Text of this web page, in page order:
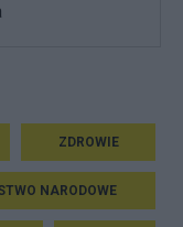
ZDROWIE
NARODOWE